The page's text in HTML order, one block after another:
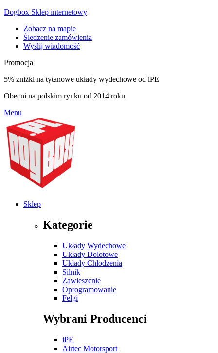
Dogbox Sklep internetowy
Zobacz na mapie
Śledzenie zamówienia
Wyślij wiadomość
Promocja
5% zniżki na tytanowe układy wydechowe od iPE
Obecni na polskim rynku od 2014 roku
Menu
Sklep
Kategorie
Układy Wydechowe
Układy Dolotowe
Układy Chłodzenia
Silnik
Zawieszenie
Oprogramowanie
Felgi
Wybrani Producenci
iPE
Airtec Motorsport